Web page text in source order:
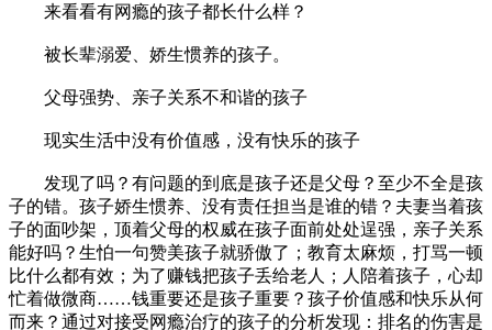
来看看有网瘾的孩子都长什么样？
被长辈溺爱、娇生惯养的孩子。
父母强势、亲子关系不和谐的孩子
现实生活中没有价值感，没有快乐的孩子
发现了吗？有问题的到底是孩子还是父母？至少不全是孩
子的错。孩子娇生惯养、没有责任担当是谁的错？夫妻当着孩
子的面吵架，顶着父母的权威在孩子面前处处逞强，亲子关系
能好吗？生怕一句赞美孩子就骄傲了；教育太麻烦，打骂一顿
比什么都有效；为了赚钱把孩子丢给老人；人陪着孩子，心却
忙着做微商……钱重要还是孩子重要？孩子价值感和快乐从何
而来？通过对接受网瘾治疗的孩子的分析发现：排名的伤害是